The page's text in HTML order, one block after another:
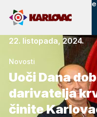
22. listopada, 2024.
Novosti
Uoči Dana
darivatelja
činite